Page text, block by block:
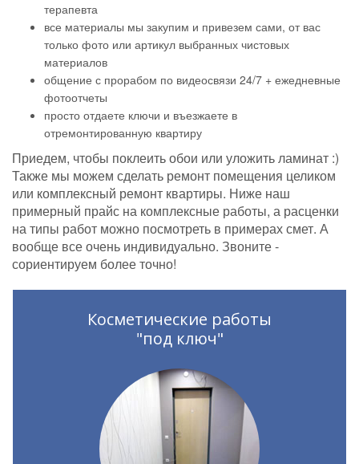
терапевта
все материалы мы закупим и привезем сами, от вас
только фото или артикул выбранных чистовых
материалов
общение с прорабом по видеосвязи 24/7 + ежедневные
фотоотчеты
просто отдаете ключи и въезжаете в
отремонтированную квартиру
Приедем, чтобы поклеить обои или уложить ламинат :)
Также мы можем сделать ремонт помещения целиком
или комплексный ремонт квартиры. Ниже наш
примерный прайс на комплексные работы, а расценки
на типы работ можно посмотреть в примерах смет. А
вообще все очень индивидуально. Звоните -
сориентируем более точно!
Косметические работы
"под ключ"